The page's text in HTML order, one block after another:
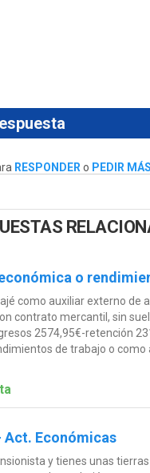
RESPONDER o PEDIR
o
como auxiliar externo de
contrato mercantil, sin
2574,95€-retención
de trabajo o como
Act. Económicas
y tienes unas